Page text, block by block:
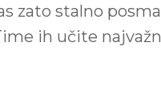
zato stalno
ih učite